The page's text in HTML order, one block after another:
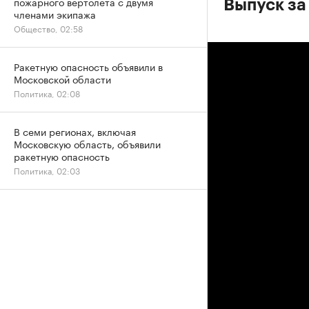
Выпуск
членами экипажа
Общество, 02:58
Ракетную опасность объявили в
Московской области
Политика, 02:08
В семи регионах, включая
Московскую область, объявили
ракетную опасность
Политика, 02:03